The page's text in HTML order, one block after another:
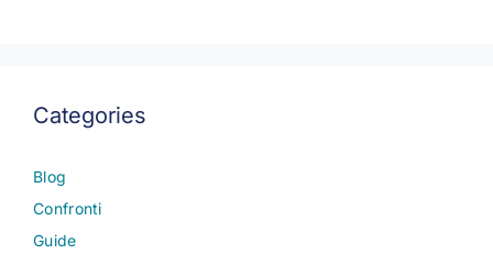
Categories
Blog
Confronti
Guide